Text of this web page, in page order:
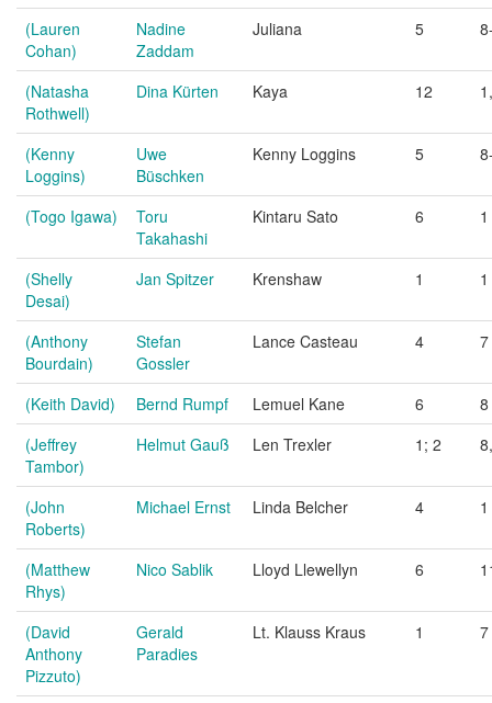
(Lauren
Cohan)
Nadine
Zaddam
Juliana 5
(Natasha
Rothwell)
Dina Kürten Kaya 12
(Kenny
Loggins)
Uwe
Büschken
Kenny Loggins 5
(Togo Igawa)
Toru
Takahashi
Kintaru Sato 6 1
(Shelly
Desai)
Jan Spitzer Krenshaw 1 1
(Anthony
Bourdain)
Stefan
Gossler
Lance Casteau 4 7
(Keith David) Bernd Rumpf Lemuel Kane 6
8
(Jeffrey
Tambor)
Helmut Gauß Len Trexler 1; 2
(John
Roberts)
Michael Ernst Linda Belcher 4 1
(Matthew
Rhys)
Nico Sablik Lloyd Llewellyn 6
(David
Anthony
Pizzuto)
Gerald
Paradies
Lt. Klauss Kraus 1 7